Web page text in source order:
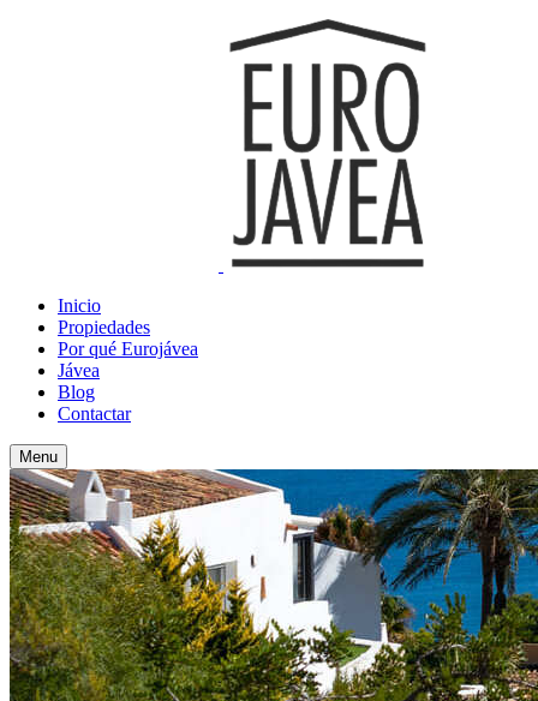
Inicio
Propiedades
Por qué Eurojávea
Jávea
Blog
Contactar
Menu